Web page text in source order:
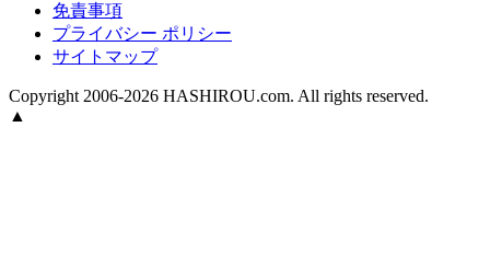
免責事項
プライバシー ポリシー
サイトマップ
Copyright 2006-2026 HASHIROU.com. All rights reserved.
▲